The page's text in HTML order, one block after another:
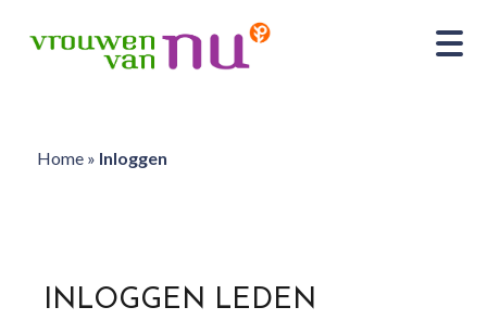
Home» Inloggen
INLOGGEN LEDEN